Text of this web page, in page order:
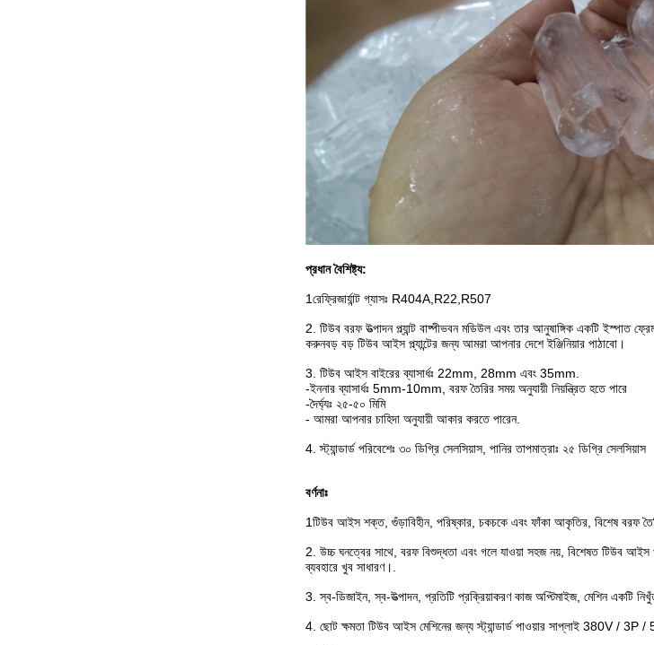
প্রধান বৈশিষ্ট্য:
1রেফ্রিজার্যান্ট গ্যাসঃ R404A,R22,R507
2. টিউব বরফ উত্পাদন প্ল্যান্ট বাষ্পীভবন মডিউল এবং তার আনুষাঙ্গিক একটি ইস্পাত
করুনবড় বড় টিউব আইস প্ল্যান্টের জন্য আমরা আপনার দেশে ইঞ্জিনিয়ার পাঠাবো।
3. টিউব আইস বাইরের ব্যাসার্ধঃ 22mm, 28mm এবং 35mm.
-ইননার ব্যাসার্ধঃ 5mm-10mm, বরফ তৈরির সময় অনুযায়ী নিয়ন্ত্রিত হতে পারে
-দৈর্ঘ্যঃ ২৫-৫০ মিমি
- আমরা আপনার চাহিদা অনুযায়ী আকার করতে পারেন.
4. স্ট্যান্ডার্ড পরিবেশেঃ ৩০ ডিগ্রি সেলসিয়াস, পানির তাপমাত্রাঃ ২৫ ডিগ্রি সেলসিয়াস
বর্ণনাঃ
1টিউব আইস শক্ত, গুঁড়াবিহীন, পরিষ্কার, চকচকে এবং ফাঁকা আকৃতির, বিশেষ বরফ
2. উচ্চ ঘনত্বের সাথে, বরফ বিশুদ্ধতা এবং গলে যাওয়া সহজ নয়, বিশেষত টিউব আইস
ব্যবহারে খুব সাধারণ।.
3. স্ব-ডিজাইন, স্ব-উত্পাদন, প্রতিটি প্রক্রিয়াকরণ কাজ অপ্টিমাইজ, মেশিন একটি
4. ছোট ক্ষমতা টিউব আইস মেশিনের জন্য স্ট্যান্ডার্ড পাওয়ার সাপ্লাই 380V / 3P